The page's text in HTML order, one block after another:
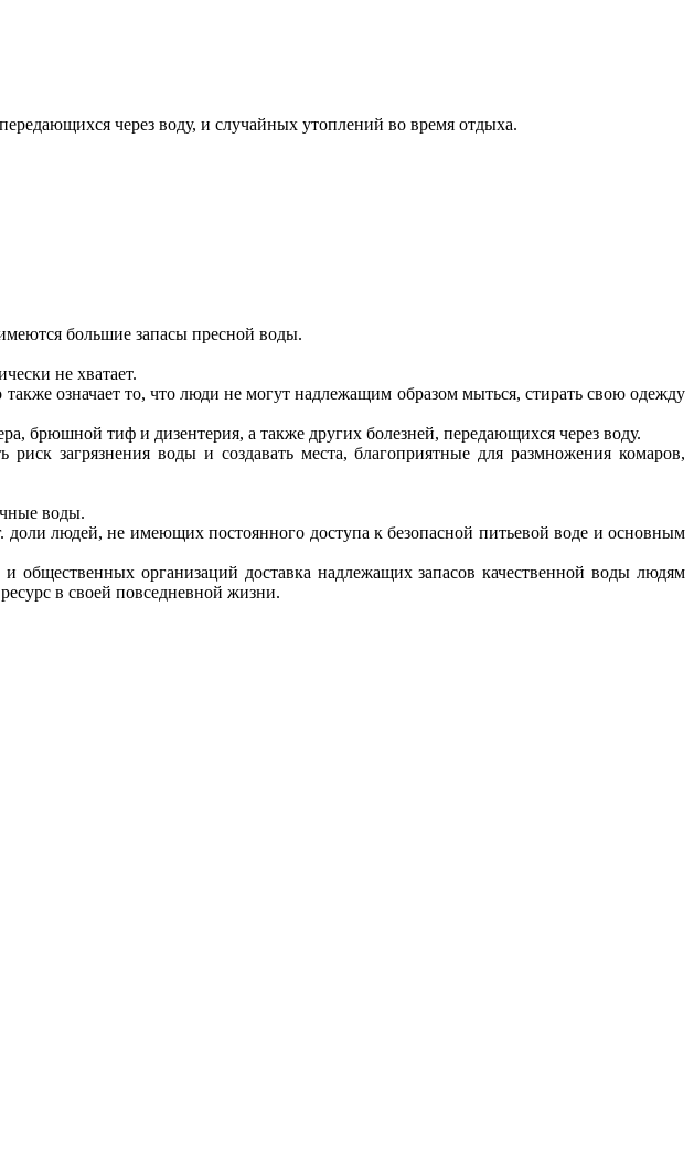
через воду, и случайных утоплений во время отдыха.
большие запасы пресной воды.
не хватает.
означает то, что люди не могут надлежащим образом мыться, стирать свою одежду
брюшной тиф и дизентерия, а также других болезней, передающихся через воду.
загрязнения воды и создавать места, благоприятные для размножения комаров,
воды.
доли людей, не имеющих постоянного доступа к безопасной питьевой воде и основным
организаций доставка надлежащих запасов качественной воды людям
в своей повседневной жизни.